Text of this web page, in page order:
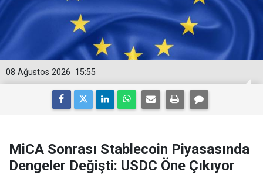
15:55
08 Ağustos 2026
MiCA Sonrası Stablecoin Piyasasında
Dengeler Değişti: USDC Öne Çıkıyor